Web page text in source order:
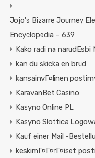
Jojo's Bizarre Journey
Encyclopedia – 639
Kako radi na narudЕѕbi
kan du skicka en brud
kansainvГ¤linen
KaravanBet Casino
Kasyno Online PL
Kasyno Slottica
Kauf einer Mail -
keskimГ¤Г¤rГ¤iset